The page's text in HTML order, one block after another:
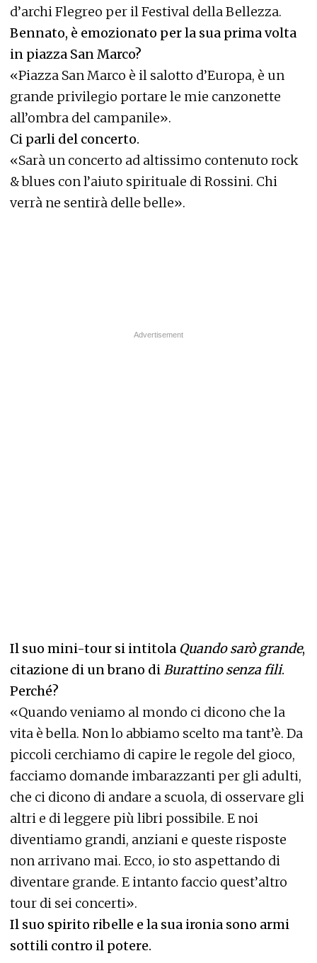
d’archi Flegreo per il Festival della Bellezza.
Bennato, è emozionato per la sua prima volta
in piazza San Marco?
«Piazza San Marco è il salotto d’Europa, è un
grande privilegio portare le mie canzonette
all’ombra del campanile».
Ci parli del concerto.
«Sarà un concerto ad altissimo contenuto rock
& blues con l’aiuto spirituale di Rossini. Chi
verrà ne sentirà delle belle».
Il suo mini-tour si intitola Quando sarò grande,
citazione di un brano diBurattino senza fili.
Perché?
«Quando veniamo al mondo ci dicono che la
vita è bella. Non lo abbiamo scelto ma tant’è. Da
piccoli cerchiamo di capire le regole del gioco,
facciamo domande imbarazzanti per gli adulti,
che ci dicono di andare a scuola, di osservare gli
altri e di leggere più libri possibile. E noi
diventiamo grandi, anziani e queste risposte
non arrivano mai. Ecco, io sto aspettando di
diventare grande. E intanto faccio quest’altro
tour di sei concerti».
Il suo spirito ribelle e la sua ironia sono armi
sottili contro il potere.